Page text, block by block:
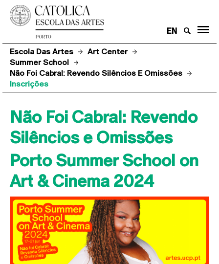
EN
Escola Das Artes
Art Center
Summer School
Não Foi Cabral: Revendo Silêncios E Omissões
Inscrições
Não Foi Cabral: Revendo
Silêncios e Omissões
Porto Summer School on
Art & Cinema 2024